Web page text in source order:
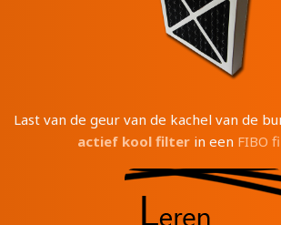
Last van de geur van de kachel van de
actief kool filterin een FIBO